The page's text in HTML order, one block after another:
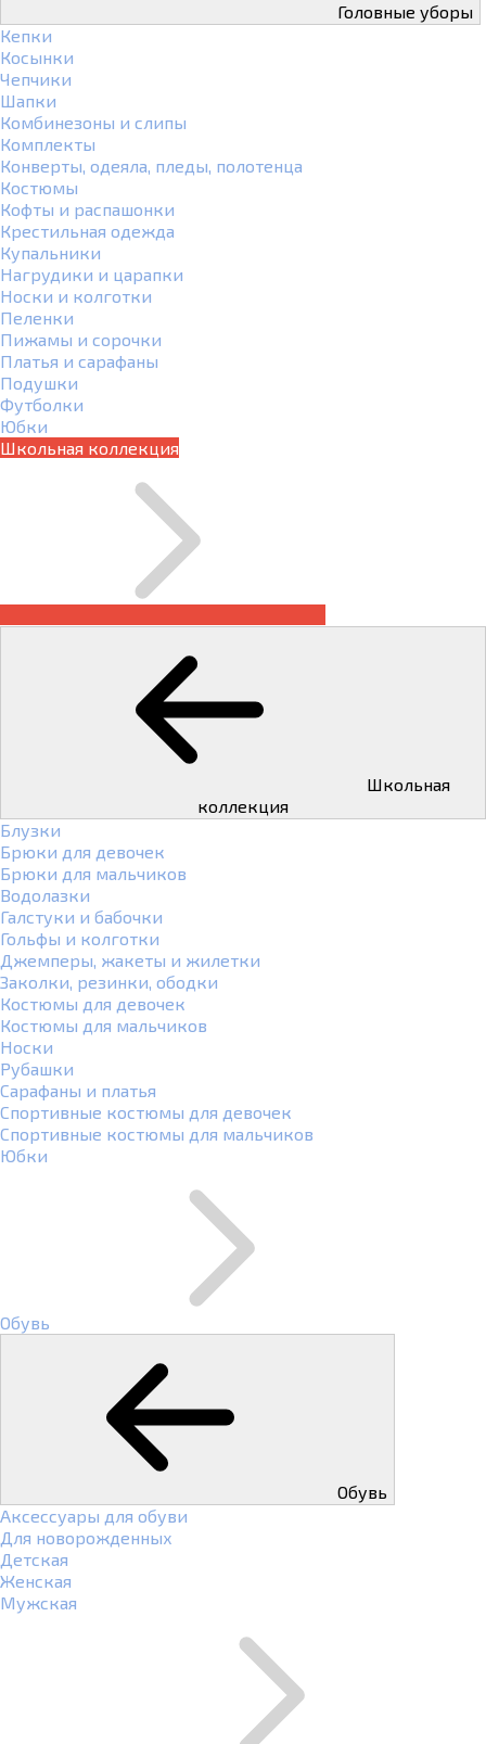
Головные уборы
Кепки
Косынки
Чепчики
Шапки
Комбинезоны и слипы
Комплекты
Конверты, одеяла, пледы, полотенца
Костюмы
Кофты и распашонки
Крестильная одежда
Купальники
Нагрудики и царапки
Носки и колготки
Пеленки
Пижамы и сорочки
Платья и сарафаны
Подушки
Футболки
Юбки
Школьная коллекция
коллекция
Блузки
Брюки для девочек
Брюки для мальчиков
Водолазки
Галстуки и бабочки
Гольфы и колготки
Джемперы, жакеты и жилетки
Заколки, резинки, ободки
Костюмы для девочек
Костюмы для мальчиков
Носки
Рубашки
Сарафаны и платья
Спортивные костюмы для девочек
Спортивные костюмы для мальчиков
Юбки
Обувь
Обувь
Аксессуары для обуви
Для новорожденных
Детская
Женская
Мужская